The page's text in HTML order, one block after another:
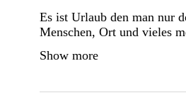
Es ist Urlaub den man nur
Menschen, Ort und vieles
Show more